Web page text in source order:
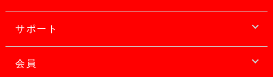
サポート
会員